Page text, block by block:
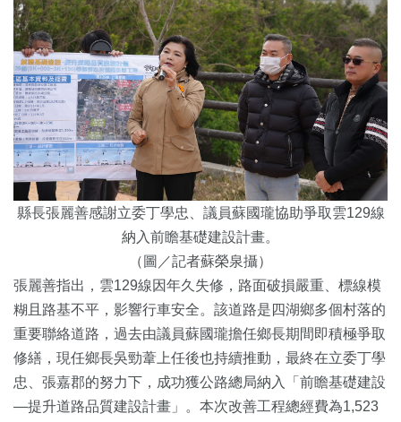
縣長張麗善感謝立委丁學忠、議員蘇國瓏協助爭取雲129線
納入前瞻基礎建設計畫。
（圖／記者蘇榮泉攝）
張麗善指出，雲129線因年久失修，路面破損嚴重、標線模
糊且路基不平，影響行車安全。該道路是四湖鄉多個村落的
重要聯絡道路，過去由議員蘇國瓏擔任鄉長期間即積極爭取
修繕，現任鄉長吳勁葦上任後也持續推動，最終在立委丁學
忠、張嘉郡的努力下，成功獲公路總局納入「前瞻基礎建設
—提升道路品質建設計畫」。本次改善工程總經費為1,523